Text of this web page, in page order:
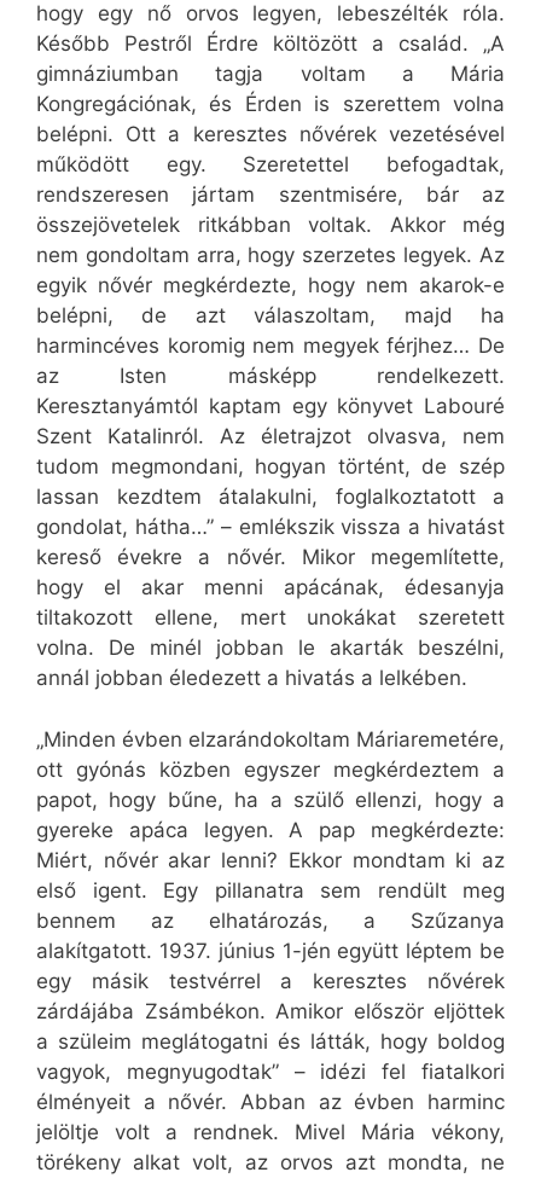
hogy egy nő orvos legyen, lebeszélték róla.
Később Pestről Érdre költözött a család. „A
gimnáziumban tagja voltam a Mária
Kongregációnak, és Érden is szerettem volna
belépni. Ott a keresztes nővérek vezetésével
működött egy. Szeretettel befogadtak,
rendszeresen jártam szentmisére, bár az
összejövetelek ritkábban voltak. Akkor még
nem gondoltam arra, hogy szerzetes legyek. Az
egyik nővér megkérdezte, hogy nem akarok-e
belépni, de azt válaszoltam, majd ha
harmincéves koromig nem megyek férjhez… De
az Isten másképp rendelkezett.
Keresztanyámtól kaptam egy könyvet Labouré
Szent Katalinról. Az életrajzot olvasva, nem
tudom megmondani, hogyan történt, de szép
lassan kezdtem átalakulni, foglalkoztatott a
gondolat, hátha…” – emlékszik vissza a hivatást
kereső évekre a nővér. Mikor megemlítette,
hogy el akar menni apácának, édesanyja
tiltakozott ellene, mert unokákat szeretett
volna. De minél jobban le akarták beszélni,
annál jobban éledezett a hivatás a lelkében.
„Minden évben elzarándokoltam Máriaremetére,
ott gyónás közben egyszer megkérdeztem a
papot, hogy bűne, ha a szülő ellenzi, hogy a
gyereke apáca legyen. A pap megkérdezte:
Miért, nővér akar lenni? Ekkor mondtam ki az
első igent. Egy pillanatra sem rendült meg
bennem az elhatározás, a Szűzanya
alakítgatott. 1937. június 1-jén együtt léptem be
egy másik testvérrel a keresztes nővérek
zárdájába Zsámbékon. Amikor először eljöttek
a szüleim meglátogatni és látták, hogy boldog
vagyok, megnyugodtak” – idézi fel fiatalkori
élményeit a nővér. Abban az évben harminc
jelöltje volt a rendnek. Mivel Mária vékony,
törékeny alkat volt, az orvos azt mondta, ne